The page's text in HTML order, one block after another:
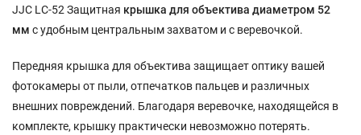
JJC LC-52 Защитная крышка для объектива диаметром 52
мм с удобным центральным захватом и с веревочкой.
Передняя крышка для объектива защищает оптику вашей
фотокамеры от пыли, отпечатков пальцев и различных
внешних повреждений. Благодаря веревочке, находящейся в
комплекте, крышку практически невозможно потерять.